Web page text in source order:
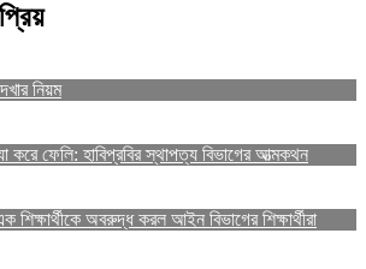
নিয়ম
করে ফেলি: হাবিপ্রবির স্থাপত্য বিভাগের আত্মকথন
অবরুদ্ধ করল আইন বিভাগের শিক্ষার্থীরা